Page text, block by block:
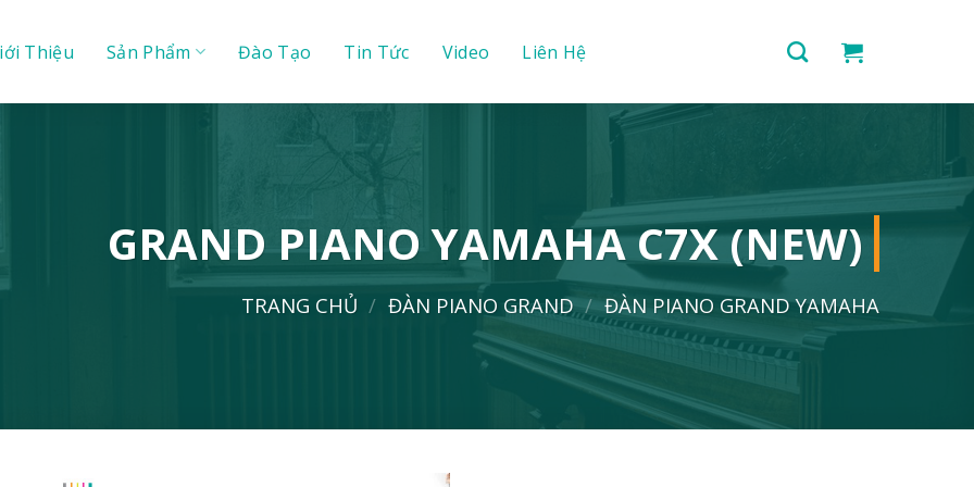
Thiệu Sản Phẩm Đào Tạo Tin Tức Video Liên Hệ
GRAND PIANO YAMAHA C7X (NEW)
TRANG CHỦ / ĐÀN PIANO GRAND / ĐÀN PIANO GRAND YAMAHA